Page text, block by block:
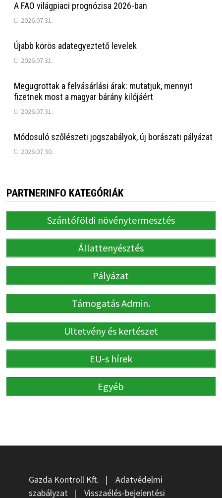
A FAO világpiaci prognózisa 2026-ban
2026.07.31.
Újabb körös adategyeztető levelek
2026.07.31.
Megugrottak a felvásárlási árak: mutatjuk, mennyit
fizetnek most a magyar bárány kilójáért
2026.07.31.
Módosuló szőlészeti jogszabályok, új borászati pályázat
2026.07.30.
PARTNERINFO KATEGÓRIÁK
Szántóföldi növénytermesztés
Állattenyésztés
Pályázat
Támogatás Admin.
Ültetvény és kertészet
EU-s hírek
Egyéb
Gazda Kontroll Kft. | Adatvédelmi
szabályzat| Visszaélés-bejelentési